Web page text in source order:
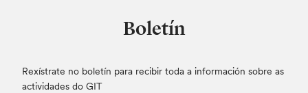
Boletín
Rexístrate no boletín para recibir toda a información sobre as
actividades do GIT